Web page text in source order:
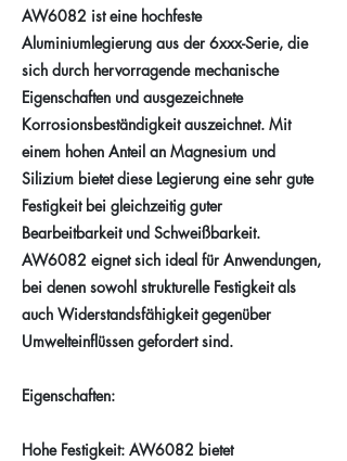
AW6082 ist eine hochfeste
Aluminiumlegierung aus der 6xxx-Serie, die
sich durch hervorragende mechanische
Eigenschaften und ausgezeichnete
Korrosionsbeständigkeit auszeichnet. Mit
einem hohen Anteil an Magnesium und
Silizium bietet diese Legierung eine sehr gute
Festigkeit bei gleichzeitig guter
Bearbeitbarkeit und Schweißbarkeit.
AW6082 eignet sich ideal für Anwendungen,
bei denen sowohl strukturelle Festigkeit als
auch Widerstandsfähigkeit gegenüber
Umwelteinflüssen gefordert sind.
Eigenschaften:
Hohe Festigkeit: AW6082 bietet